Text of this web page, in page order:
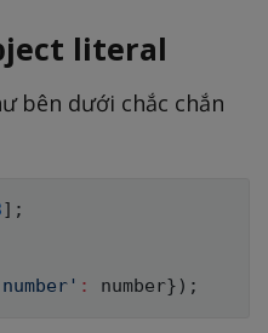
literal
bên dưới chắc chắn
] ;
: number} ) ;